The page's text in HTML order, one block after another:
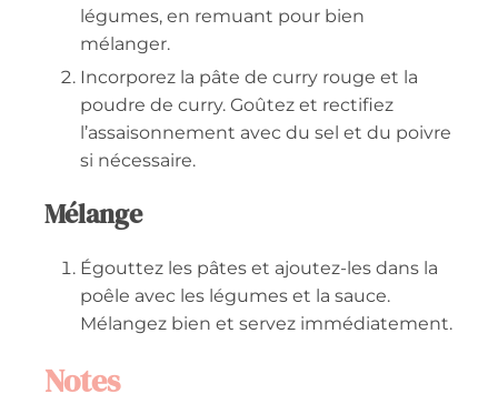
légumes, en remuant pour bien
mélanger.
Incorporez la pâte de curry rouge et la
poudre de curry. Goûtez et rectifiez
l’assaisonnement avec du sel et du poivre
si nécessaire.
Mélange
Égouttez les pâtes et ajoutez-les dans la
poêle avec les légumes et la sauce.
Mélangez bien et servez immédiatement.
Notes